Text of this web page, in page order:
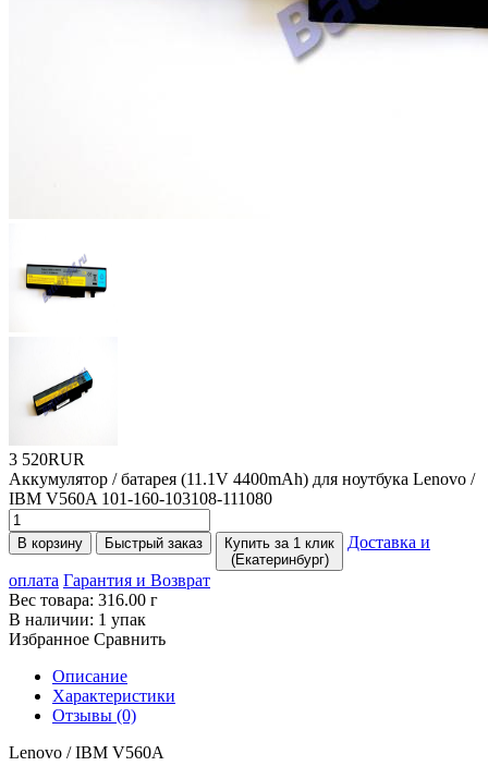
3 520RUR
Аккумулятор / батарея (11.1V 4400mAh) для ноутбука Lenovo /
IBM V560A 101-160-103108-111080
В корзину Быстрый заказ
Купить за 1 клик
(Екатеринбург)
Доставка и
оплата Гарантия и Возврат
Вес товара: 316.00 г
В наличии: 1 упак
Избранное Сравнить
Описание
Характеристики
Отзывы (0)
Lenovo / IBM V560A